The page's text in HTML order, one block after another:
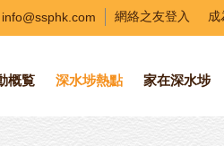
info@ssphk.com 網絡之友登入 成
家在深水埗
深水埗熱點
概覧